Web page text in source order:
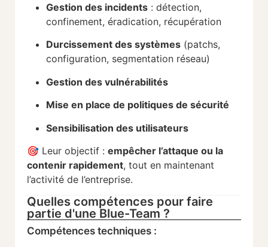
Gestion des incidents : détection,
confinement, éradication, récupération
Durcissement des systèmes (patchs,
configuration, segmentation réseau)
Gestion des vulnérabilités
Mise en place de politiques de sécurité
Sensibilisation des utilisateurs
🎯 Leur objectif : empêcher l’attaque ou la
contenir rapidement, tout en maintenant
l’activité de l’entreprise.
Quelles compétences pour faire
partie d'une Blue-Team ?
Compétences techniques :